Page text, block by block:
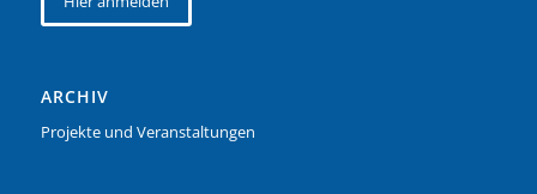
ARCHIV
Projekte und Veranstaltungen